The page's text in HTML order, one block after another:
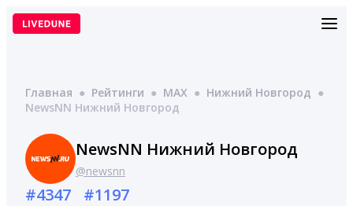
Перейти
Главная ● Рейтинги ● MAX ● Нижний Новгород ●
NewsNN Нижний Новгород
NewsNN Нижний Новгород
@newsnn
#4347 #1197